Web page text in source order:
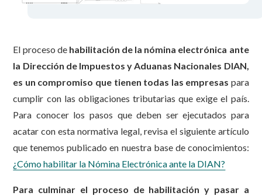
El proceso de habilitación de la nómina electrónica ante
la Dirección de Impuestos y Aduanas Nacionales DIAN,
es un compromiso que tienen todas las empresas para
cumplir con las obligaciones tributarias que exige el país.
Para conocer los pasos que deben ser ejecutados para
acatar con esta normativa legal, revisa el siguiente artículo
que tenemos publicado en nuestra base de conocimientos:
¿Cómo habilitar la Nómina Electrónica ante la DIAN?
Para culminar el proceso de habilitación y pasar a